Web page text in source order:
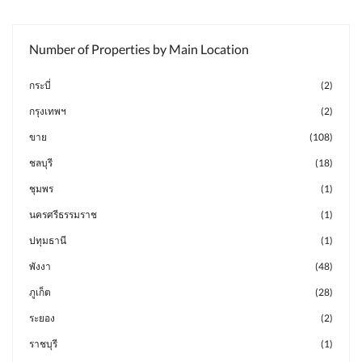
Number of Properties by Main Location
กระบี่ (2)
กรุงเทพฯ (2)
ขาย (108)
ชลบุรี (18)
ชุมพร (1)
นครศรีธรรมราช (1)
ปทุมธานี (1)
พังงา (48)
ภูเก็ต (28)
ระยอง (2)
ราชบุรี (1)